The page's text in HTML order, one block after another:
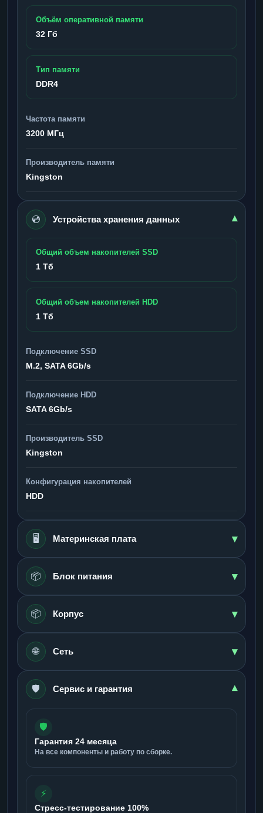
Объём оперативной памяти
32 Гб
Тип памяти
DDR4
Частота памяти
3200 МГц
Производитель памяти
Kingston
💿 Устройства хранения данных ▾
Общий объем накопителей SSD
1 Тб
Общий объем накопителей HDD
1 Тб
Подключение SSD
M.2, SATA 6Gb/s
Подключение HDD
SATA 6Gb/s
Производитель SSD
Kingston
Конфигурация накопителей
HDD
🖥️ Материнская плата ▾
📦 Блок питания ▾
📦 Корпус ▾
🌐 Сеть ▾
🛡️ Сервис и гарантия ▾
🛡️
Гарантия 24 месяца
На все компоненты и работу по сборке.
⚡
Стресс-тестирование 100%